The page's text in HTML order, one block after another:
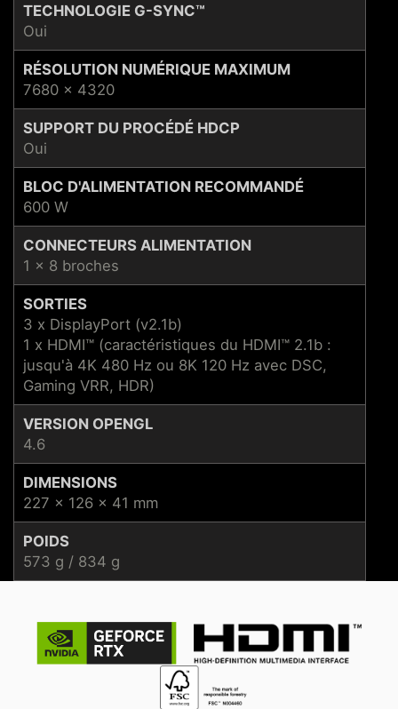
TECHNOLOGIE G-SYNC™
Oui
RÉSOLUTION NUMÉRIQUE MAXIMUM
7680 x 4320
SUPPORT DU PROCÉDÉ HDCP
Oui
BLOC D'ALIMENTATION RECOMMANDÉ
600 W
CONNECTEURS ALIMENTATION
1 x 8 broches
SORTIES
3 x DisplayPort (v2.1b)
1 x HDMI™ (caractéristiques du HDMI™ 2.1b :
jusqu'à 4K 480 Hz ou 8K 120 Hz avec DSC,
Gaming VRR, HDR)
VERSION OPENGL
4.6
DIMENSIONS
227 x 126 x 41 mm
POIDS
573 g / 834 g